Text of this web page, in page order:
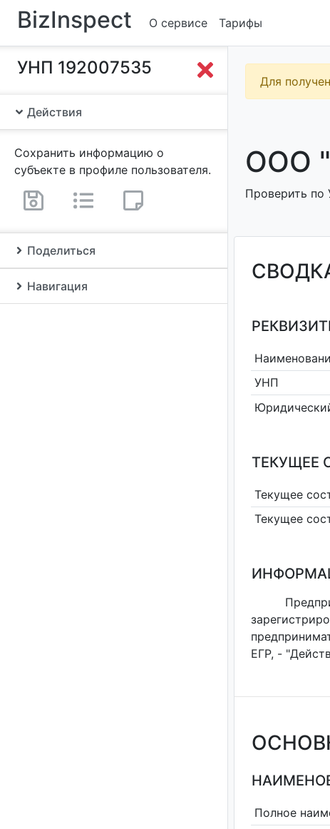
BizInspect О сервисе Тарифы
УНП 192007535
Действия
Сохранить информацию о
субъекте в профиле пользователя.
Поделиться
Навигация
Для
ООО
Проверить по
УНП
ТЕКУЩЕЕ
Текущее
Текущее
ЕГР, -
Полное